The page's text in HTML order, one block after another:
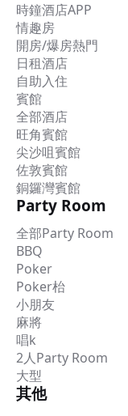
時鐘酒店APP
情趣房
開房/爆房熱門
日租酒店
自助入住
賓館
全部酒店
旺角賓館
尖沙咀賓館
佐敦賓館
銅鑼灣賓館
Party Room
全部Party Room
BBQ
Poker
Poker枱
小朋友
麻將
唱k
2人Party Room
大型
其他